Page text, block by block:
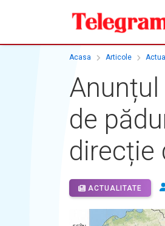
Acasa Articole
de
direcție
ACTUALITATE